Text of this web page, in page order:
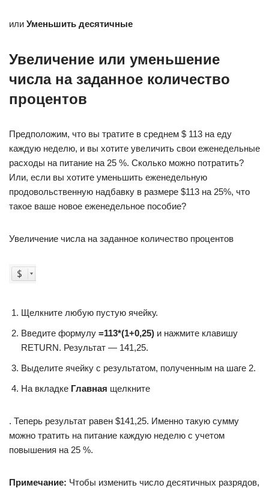
или Уменьшить десятичные
Увеличение или уменьшение
числа на заданное количество
процентов
Предположим, что вы тратите в среднем $ 113 на еду
каждую неделю, и вы хотите увеличить свои еженедельные
расходы на питание на 25 %. Сколько можно потратить?
Или, если вы хотите уменьшить еженедельную
продовольственную надбавку в размере $113 на 25%, что
такое ваше новое еженедельное пособие?
Увеличение числа на заданное количество процентов
Щелкните любую пустую ячейку.
Введите формулу =113*(1+0,25) и нажмите клавишу
RETURN. Результат — 141,25.
Выделите ячейку с результатом, полученным на шаге 2.
На вкладке Главная щелкните
. Теперь результат равен $141,25. Именно такую сумму
можно тратить на питание каждую неделю с учетом
повышения на 25 %.
Примечание: Чтобы изменить число десятичных разрядов,